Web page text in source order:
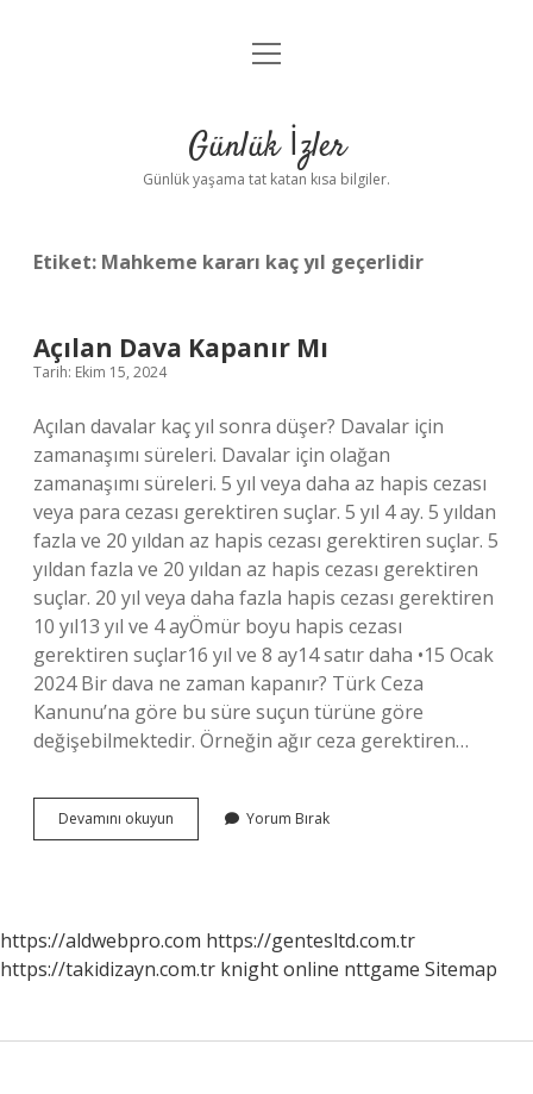
Anasayfa
Yasal Uyarı
menüyü
Günlük İzler
Günlük yaşama tat katan kısa bilgiler.
Etiket: Mahkeme kararı kaç yıl geçerlidir
Açılan Dava Kapanır Mı
Tarih: Ekim 15, 2024
Açılan davalar kaç yıl sonra düşer? Davalar için
zamanaşımı süreleri. Davalar için olağan
zamanaşımı süreleri. 5 yıl veya daha az hapis cezası
veya para cezası gerektiren suçlar. 5 yıl 4 ay. 5 yıldan
fazla ve 20 yıldan az hapis cezası gerektiren suçlar. 5
yıldan fazla ve 20 yıldan az hapis cezası gerektiren
suçlar. 20 yıl veya daha fazla hapis cezası gerektiren
10 yıl13 yıl ve 4 ayÖmür boyu hapis cezası
gerektiren suçlar16 yıl ve 8 ay14 satır daha •15 Ocak
2024 Bir dava ne zaman kapanır? Türk Ceza
Kanunu’na göre bu süre suçun türüne göre
değişebilmektedir. Örneğin ağır ceza gerektiren…
Devamını okuyun
Dava
Yorum Bırak
https://aldwebpro.com https://gentesltd.com.tr
https://takidizayn.com.tr knight online nttgame Sitemap